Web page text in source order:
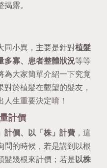
露。
同小異，主要是針對植髮
多寡、患者整體狀況等等
為大家簡單介紹一下究竟
於植髮在觀望的髮友，
生重要決定唷！
計價
計價、以「株」計費 ，這
問的時候，若是講到以根
髮幾根來計價；若是 以株